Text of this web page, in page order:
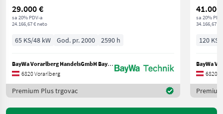
29.000 €
sa 20% PDV-a
24.166,67 € neto
65 KS/48 kW God. pr. 2000 2590 h
BayWa Vorarlberg HandelsGmbH BayWa Technik
6820 Vorarlberg
Premium Plus trgovac
41.000
sa 20%
34.166,67 €
120 KS/
6820